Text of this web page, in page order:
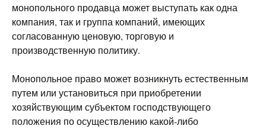
монопольного продавца может выступать как одна
компания, так и группа компаний, имеющих
согласованную ценовую, торговую и
производственную политику.
Монопольное право может возникнуть естественным
путем или установиться при приобретении
хозяйствующим субъектом господствующего
положения по осуществлению какой-либо